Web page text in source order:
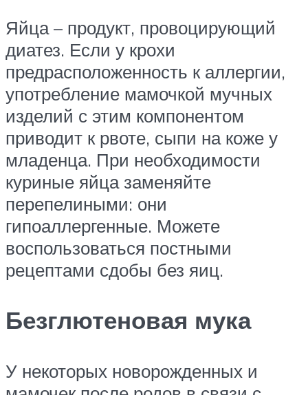
Яйца – продукт, провоцирующий
диатез. Если у крохи
предрасположенность к аллергии,
употребление мамочкой мучных
изделий с этим компонентом
приводит к рвоте, сыпи на коже у
младенца. При необходимости
куриные яйца заменяйте
перепелиными: они
гипоаллергенные. Можете
воспользоваться постными
рецептами сдобы без яиц.
Безглютеновая мука
У некоторых новорожденных и